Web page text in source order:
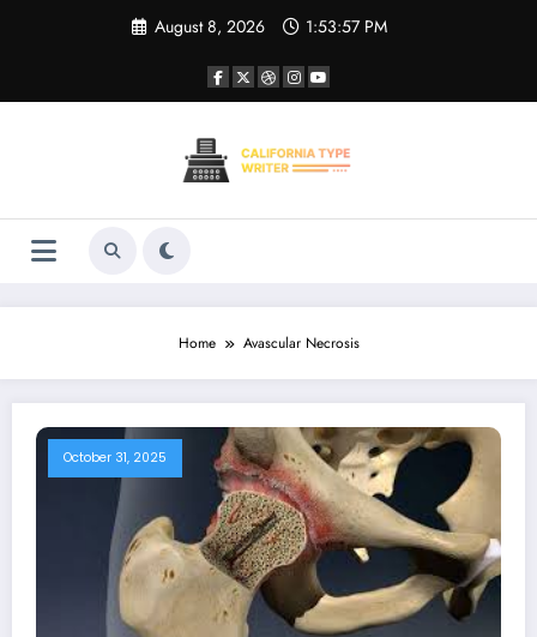
August 8, 2026 1:53:57 PM
Home Avascular Necrosis
October 31, 2025